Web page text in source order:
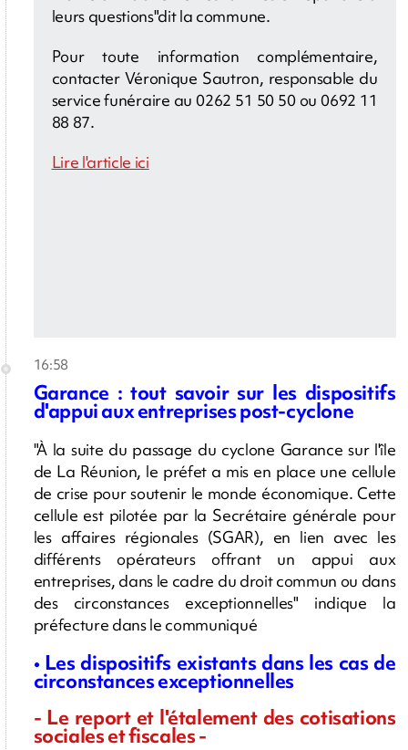
leurs questions"dit la commune.
Pour toute information complémentaire,
contacter Véronique Sautron, responsable du
service funéraire au 0262 51 50 50 ou 0692 11
88 87.
Lire l'article ici
16:58
Garance : tout savoir sur les dispositifs
d'appui aux entreprises post-cyclone
"À la suite du passage du cyclone Garance sur l'île
de La Réunion, le préfet a mis en place une cellule
de crise pour soutenir le monde économique. Cette
cellule est pilotée par la Secrétaire générale pour
les affaires régionales (SGAR), en lien avec les
différents opérateurs offrant un appui aux
entreprises, dans le cadre du droit commun ou dans
des circonstances exceptionnelles" indique la
préfecture dans le communiqué
• Les dispositifs existants dans les cas de
circonstances exceptionnelles
- Le report et l'étalement des cotisations
sociales et fiscales -